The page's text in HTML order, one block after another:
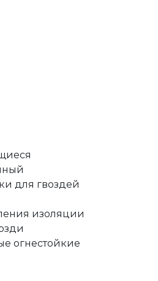
для гвоздей
изоляции
огнестойкие